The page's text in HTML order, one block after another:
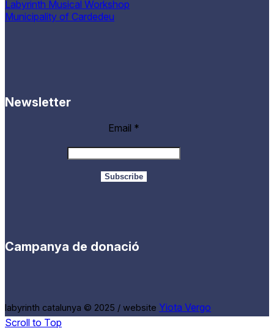
Labyrinth Musical Workshop
Municipality of Cardedeu
Newsletter
Email *
Campanya de donació
labyrinth catalunya © 2025 / website Yiota Vergo
Scroll to Top